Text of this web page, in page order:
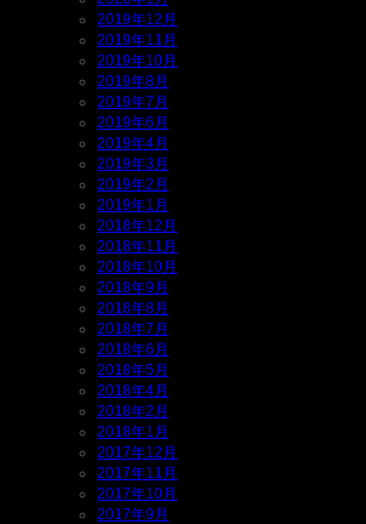
2019年12月
2019年11月
2019年10月
2019年8月
2019年7月
2019年6月
2019年4月
2019年3月
2019年2月
2019年1月
2018年12月
2018年11月
2018年10月
2018年9月
2018年8月
2018年7月
2018年6月
2018年5月
2018年4月
2018年2月
2018年1月
2017年12月
2017年11月
2017年10月
2017年9月